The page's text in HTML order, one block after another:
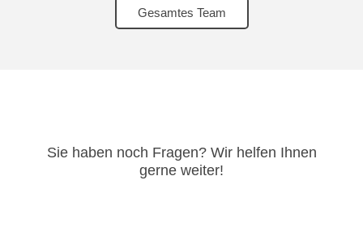
Gesamtes Team
Sie haben noch Fragen? Wir helfen Ihnen
gerne weiter!​